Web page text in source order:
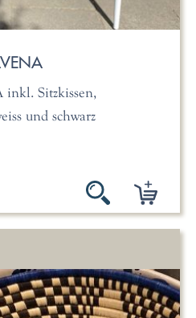
inkl. Sitzkissen,
und schwarz